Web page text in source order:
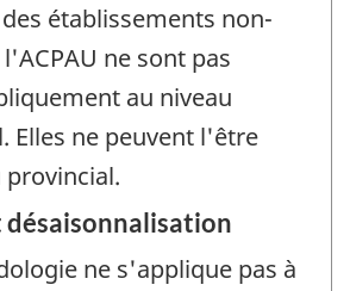
établissements non-
ne sont pas
au niveau
Elles ne peuvent l'être
désaisonnalisation
ne s'applique pas à